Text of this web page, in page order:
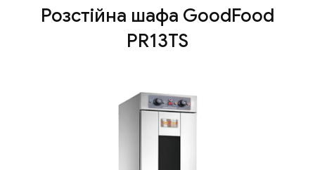
Розстійна шафа GoodFood
PR13TS